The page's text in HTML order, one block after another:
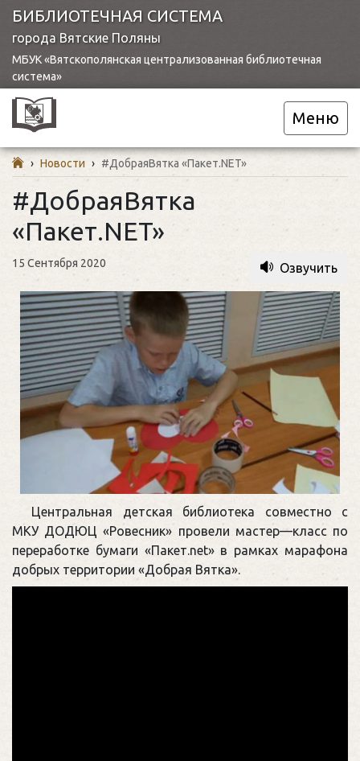
БИБЛИОТЕЧНАЯ СИСТЕМА
города Вятские Поляны
МБУК «Вятскополянская централизованная библиотечная
система»
Меню
› Новости › #ДобраяВятка «Пакет.NET»
#ДобраяВятка
«Пакет.NET»
15 Сентября 2020 Озвучить
Центральная детская библиотека совместно с
МКУ ДОДЮЦ «Ровесник» провели мастер—класс по
переработке бумаги «Пакет.net» в рамках марафона
добрых территории «Добрая Вятка».